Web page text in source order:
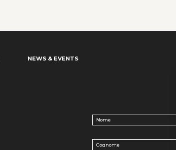
NEWS & EVENTS
Nome
Cognome